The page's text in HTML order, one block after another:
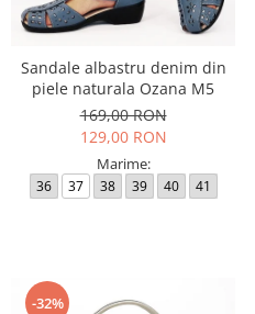
Sandale albastru denim din
piele naturala Ozana M5
169,00 RON
129,00 RON
Marime:
36 37 38 39 40 41
-32%